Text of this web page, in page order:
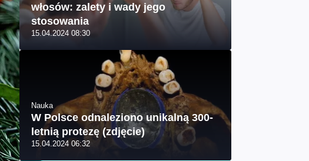
włosów: zalety i wady jego
stosowania
15.04.2024 08:30
Nauka
W Polsce odnaleziono unikalną 300-
letnią protezę (zdjęcie)
15.04.2024 06:32